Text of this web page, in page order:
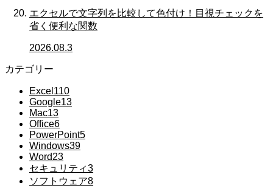
エクセルで文字列を比較して色付け！目視チェックを
省く便利な関数
2026.08.3
カテゴリー
Excel 110
Google13
Mac13
Office6
PowerPoint5
Windows39
Word23
セキュリティ3
ソフトウェア8